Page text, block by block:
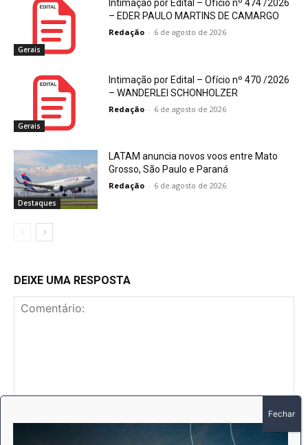
Gerais
Intimação por Edital – Ofício nº 474 /2026
– EDER PAULO MARTINS DE CAMARGO
Redação - 6 de agosto de 2026
Gerais
Intimação por Edital – Ofício nº 470 /2026
– WANDERLEI SCHONHOLZER
Redação - 6 de agosto de 2026
Destaques
LATAM anuncia novos voos entre Mato
Grosso, São Paulo e Paraná
Redação - 6 de agosto de 2026
DEIXE UMA RESPOSTA